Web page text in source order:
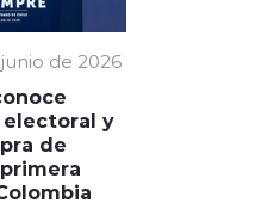
de 2026
y
de